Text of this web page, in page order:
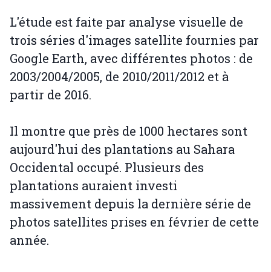
L'étude est faite par analyse visuelle de
trois séries d'images satellite fournies par
Google Earth, avec différentes photos : de
2003/2004/2005, de 2010/2011/2012 et à
partir de 2016.
Il montre que près de 1000 hectares sont
aujourd'hui des plantations au Sahara
Occidental occupé. Plusieurs des
plantations auraient investi
massivement depuis la dernière série de
photos satellites prises en février de cette
année.